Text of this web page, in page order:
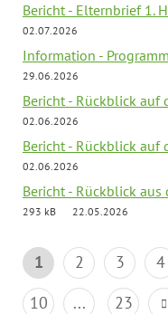
Bericht - Elternbrief 1.
02.07.2026
Information -
29.06.2026
Bericht - Rückblick auf
02.06.2026
Bericht - Rückblick auf
02.06.2026
Bericht - Rückblick
293 kB
22.05.2026
1 2 3 4
10
... 23